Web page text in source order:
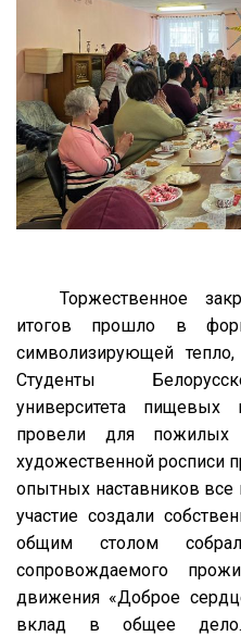
Торжественное
итогов прошло в
символизирующей
Студенты
университета пищевых
провели для пожилых
художественной росписи
опытных наставников
участие создали
общим столом
сопровождаемого
движения «Доброе
вклад в общее